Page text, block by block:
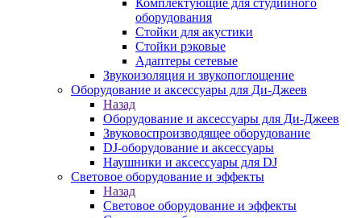
Комплектующие для студийного
оборудования
Стойки для акустики
Стойки рэковые
Адаптеры сетевые
Звукоизоляция и звукопоглощение
Оборудование и аксессуары для Ди-Джеев
Назад
Оборудование и аксессуары для Ди-Джеев
Звуковоспроизводящее оборудование
DJ-оборудование и аксессуары
Наушники и аксессуары для DJ
Световое оборудование и эффекты
Назад
Световое оборудование и эффекты